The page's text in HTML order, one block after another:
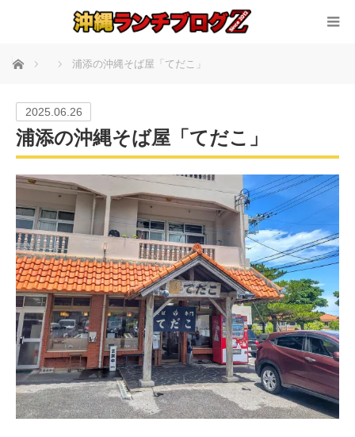
ホーム 浦添の沖縄そば屋「てだこ」
2025.06.26
浦添の沖縄そば屋「てだこ」